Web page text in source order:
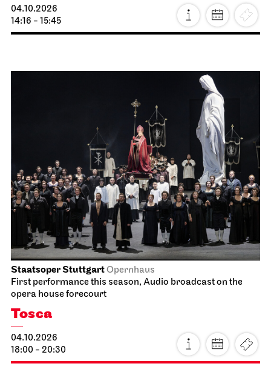
04.10.2026
14:16 - 15:45
Staatsoper StuttgartOpernhaus
First performance this season, Audio broadcast on the
opera house forecourt
Tosca
04.10.2026
18:00 - 20:30